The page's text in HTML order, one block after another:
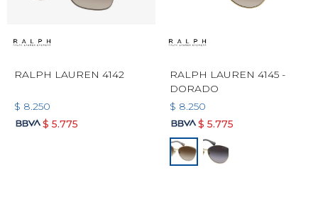
RALPH LAUREN 4142
$ 8.250
$ 5.775
RALPH LAUREN 4145 -
DORADO
$ 8.250
$ 5.775